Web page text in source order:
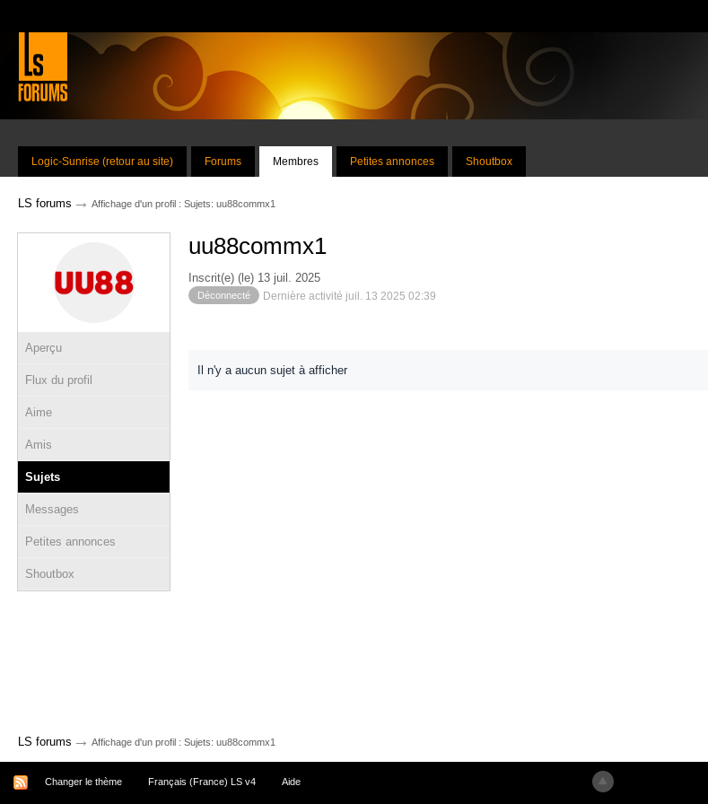
Logic-Sunrise (retour au site) Forums Membres Petites annonces Shoutbox
LS forums → Affichage d'un profil : Sujets: uu88commx1
Aperçu
Flux du profil
Aime
Amis
Sujets
Messages
Petites annonces
Shoutbox
uu88commx1
Inscrit(e) (le) 13 juil. 2025
Déconnecté Dernière activité juil. 13 2025 02:39
Il n'y a aucun sujet à afficher
LS forums → Affichage d'un profil : Sujets: uu88commx1
Changer le thème Français (France) LS v4 Aide